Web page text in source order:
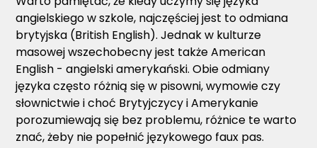
angielskiego w szkole, najczęściej jest to odmiana
brytyjska (British English). Jednak w kulturze
masowej wszechobecny jest także American
English - angielski amerykański. Obie odmiany
języka często różnią się w pisowni, wymowie czy
słownictwie i choć Brytyjczycy i Amerykanie
porozumiewają się bez problemu, różnice te warto
znać, żeby nie popełnić językowego faux pas.